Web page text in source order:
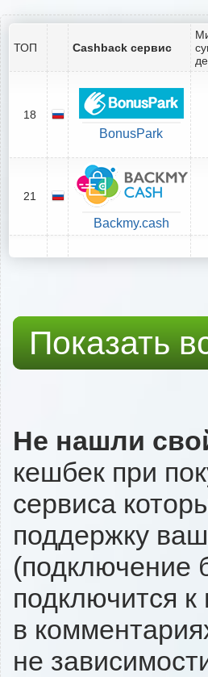
ТОП Cashback сервис
18
BonusPark
21
Backmy.cash
Показать
Не нашли
кешбек при
сервиса
поддержку
(подключение
подключится к
в
не